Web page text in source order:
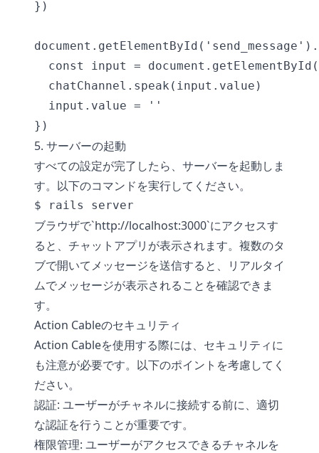
})
const input =
  chatChannel.speak(input.value)
  input.value = ''
5. サーバーの起動
すべての設定が完了したら、サーバーを起動しま
す。以下のコマンドを実行してください。
ブラウザで`http://localhost:3000`にアクセスす
ると、チャットアプリが表示されます。複数のタ
ブで開いてメッセージを送信すると、リアルタイ
ムでメッセージが表示されることを確認できま
す。
Action Cableのセキュリティ
Action Cableを使用する際には、セキュリティに
も注意が必要です。以下のポイントを考慮してく
ださい。
認証: ユーザーがチャネルに接続する前に、適切
な認証を行うことが重要です。
権限管理: ユーザーがアクセスできるチャネルを